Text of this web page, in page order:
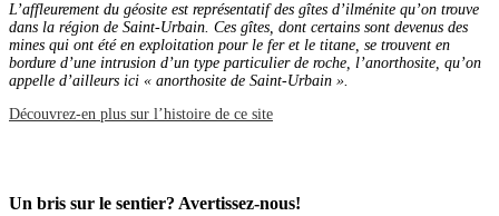
L’affleurement du géosite est représentatif des gîtes d’ilménite qu’on trouve
dans la région de Saint-Urbain. Ces gîtes, dont certains sont devenus des
mines qui ont été en exploitation pour le fer et le titane, se trouvent en
bordure d’une intrusion d’un type particulier de roche, l’anorthosite, qu’on
appelle d’ailleurs ici « anorthosite de Saint-Urbain ».
Découvrez-en plus sur l’histoire de ce site
Un bris sur le sentier? Avertissez-nous!